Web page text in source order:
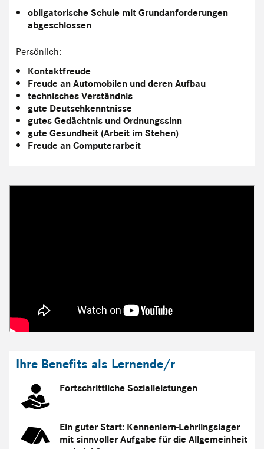
obligatorische Schule mit Grundanforderungen
abgeschlossen
Persönlich:
Kontaktfreude
Freude an Automobilen und deren Aufbau
technisches Verständnis
gute Deutschkenntnisse
gutes Gedächtnis und Ordnungssinn
gute Gesundheit (Arbeit im Stehen)
Freude an Computerarbeit
Ihre Benefits als Lernende/r
Fortschrittliche Sozialleistungen
Ein guter Start: Kennenlern-Lehrlingslager
mit sinnvoller Aufgabe für die Allgemeinheit